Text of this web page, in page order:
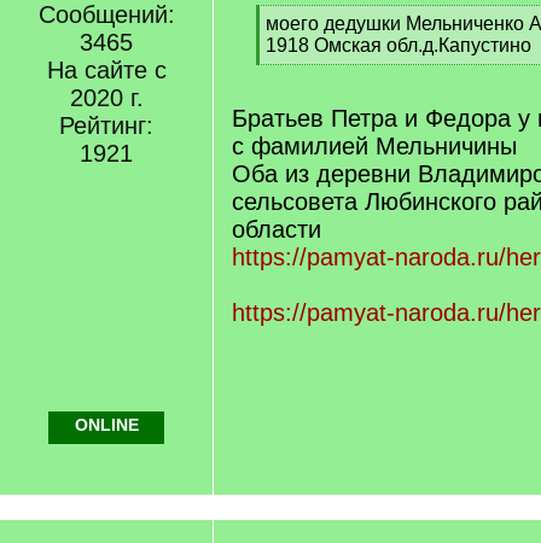
Сообщений:
3465
На сайте с
2020 г.
Рейтинг:
1921
[
q
]
моего дедушки Мельниченко
1918 Омская обл.д.Капустино
[
q
]
Братьев Петра и Федора
с фамилией Мельничины
Оба из деревни
сельсовета Любинского
области
https://pamyat-naroda.ru/
https://pamyat-naroda.ru/
ONLINE